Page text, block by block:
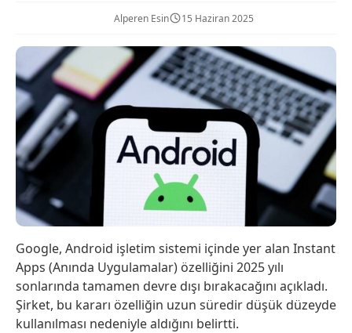
Alperen Esin 15 Haziran 2025
Google, Android işletim sistemi içinde yer alan Instant
Apps (Anında Uygulamalar) özelliğini 2025 yılı
sonlarında tamamen devre dışı bırakacağını açıkladı.
Şirket, bu kararı özelliğin uzun süredir düşük düzeyde
kullanılması nedeniyle aldığını belirtti.